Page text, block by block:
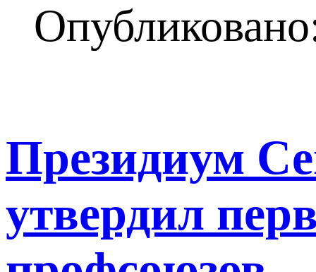
Президиум
утвердил